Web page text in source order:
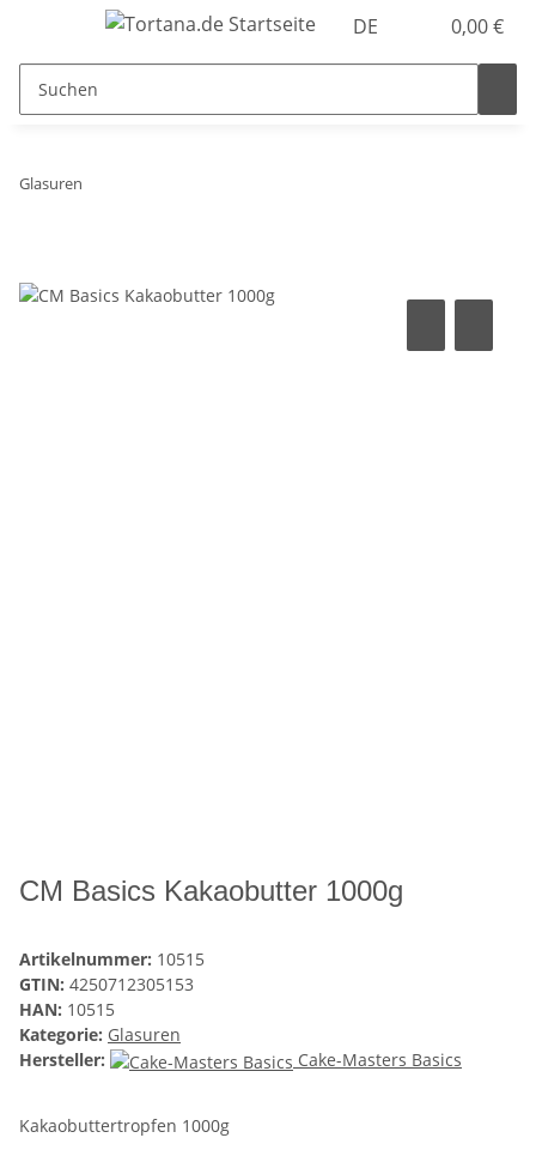
DE 0,00 €
Glasuren
CM Basics Kakaobutter 1000g
Artikelnummer: 10515
GTIN: 4250712305153
HAN: 10515
Kategorie: Glasuren
Hersteller:
Cake-Masters Basics
Kakaobuttertropfen 1000g